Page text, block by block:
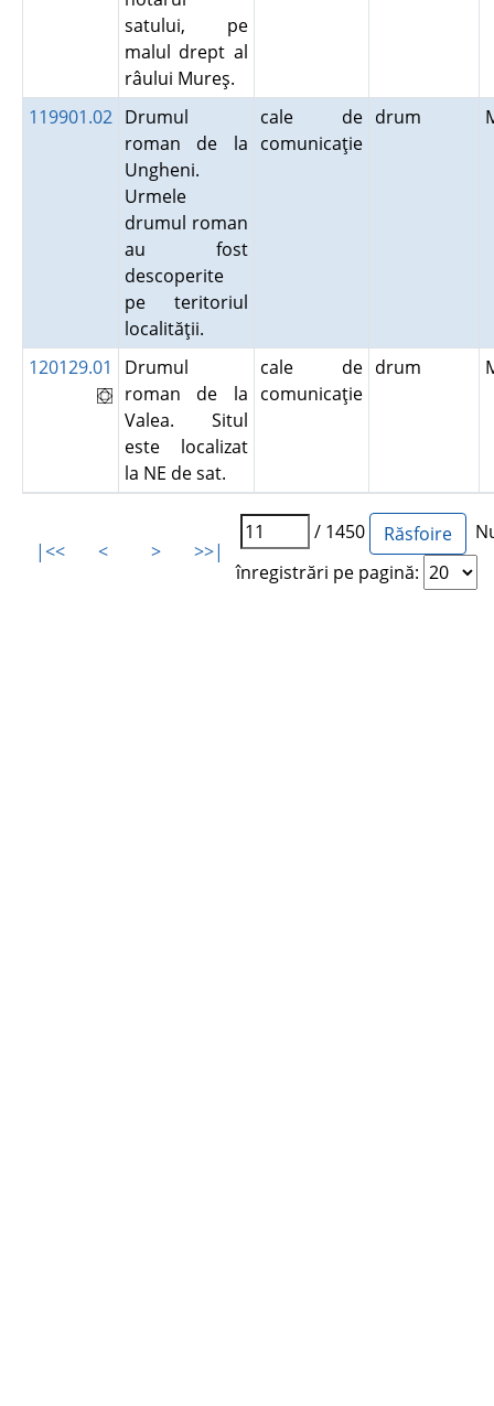
satului, pe
malul drept al
râului Mureş.
119901.02 Drumul
roman de la
Ungheni.
Urmele
drumul roman
au fost
descoperite
pe teritoriul
localităţii.
cale de
comunicaţie
drum
120129.01
Drumul
roman de la
Valea. Situl
este localizat
la NE de sat.
cale de
comunicaţie
drum
|<< < > >>|
/ 1450
înregistrări pe pagină: